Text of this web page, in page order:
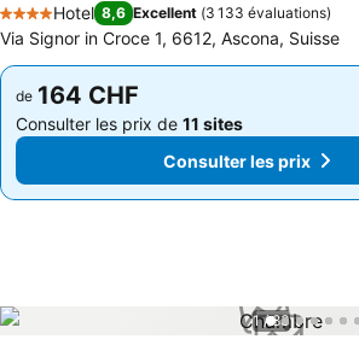
4 Étoiles
Hotel 8,6 Excellent (3 133 évaluations)
Via Signor in Croce 1, 6612, Ascona, Suisse
de 164 CHF
Consulter les prix de 11 sites
Consulter les prix
de 164 CHF
Consulter les prix de 11 sites
Consulter les prix
1 / 83